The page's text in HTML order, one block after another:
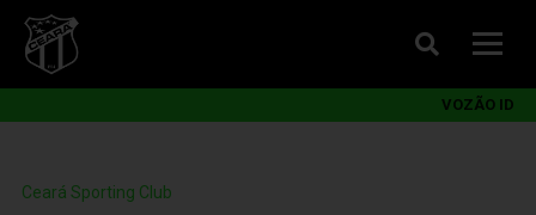
VOZÃO ID
Ceará Sporting Club